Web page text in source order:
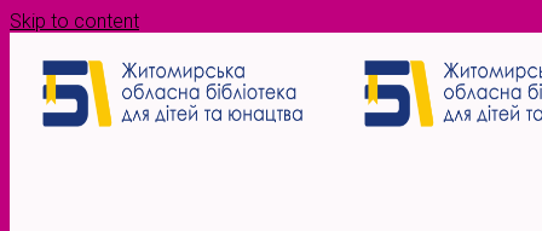
Skip to content